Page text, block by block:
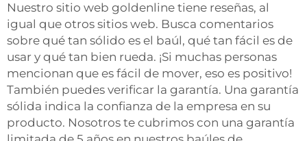
Nuestro sitio web goldenline tiene reseñas, al
igual que otros sitios web. Busca comentarios
sobre qué tan sólido es el baúl, qué tan fácil es de
usar y qué tan bien rueda. ¡Si muchas personas
mencionan que es fácil de mover, eso es positivo!
También puedes verificar la garantía. Una garantía
sólida indica la confianza de la empresa en su
producto. Nosotros te cubrimos con una garantía